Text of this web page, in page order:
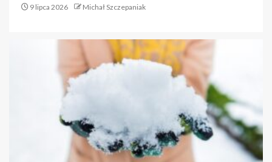
9 lipca 2026 Michał Szczepaniak